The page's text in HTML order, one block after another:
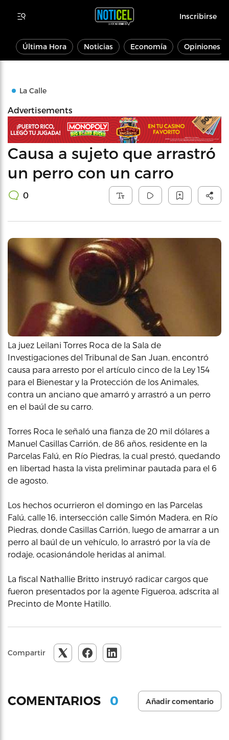
Inscribirse
Última Hora Noticias Economía Opiniones
La Calle
Advertisements
Causa a sujeto que arrastró
un perro con un carro
0
La juez Leilani Torres Roca de la Sala de
Investigaciones del Tribunal de San Juan, encontró
causa para arresto por el artículo cinco de la Ley 154
para el Bienestar y la Protección de los Animales,
contra un anciano que amarró y arrastró a un perro
en el baúl de su carro.
Torres Roca le señaló una fianza de 20 mil dólares a
Manuel Casillas Carrión, de 86 años, residente en la
Parcelas Falú, en Río Piedras, la cual prestó, quedando
en libertad hasta la vista preliminar pautada para el 6
de agosto.
Los hechos ocurrieron el domingo en las Parcelas
Falú, calle 16, intersección calle Simón Madera, en Río
Piedras, donde Casillas Carrión, luego de amarrar a un
perro al baúl de un vehículo, lo arrastró por la vía de
rodaje, ocasionándole heridas al animal.
La fiscal Nathallie Britto instruyó radicar cargos que
fueron presentados por la agente Figueroa, adscrita al
Precinto de Monte Hatillo.
Compartir
COMENTARIOS 0 Añadir comentario